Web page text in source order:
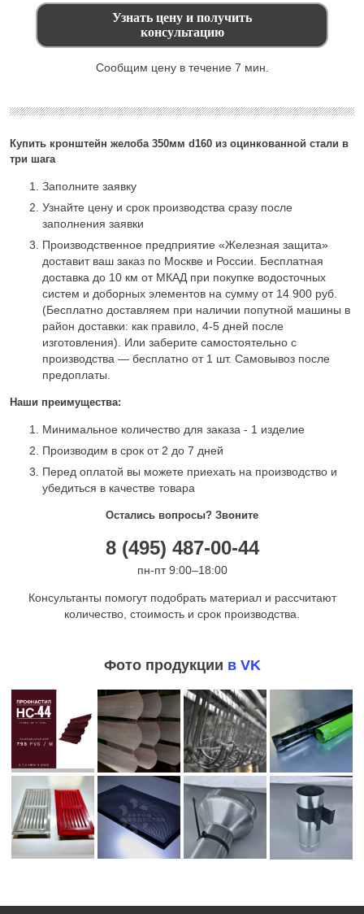
Купить кронштейн желоба 350мм d160 из оцинкованной стали в
три шага
Заполните заявку
Узнайте цену и срок производства сразу после
заполнения заявки
Производственное предприятие «Железная защита»
доставит ваш заказ по Москве и России. Бесплатная
доставка до 10 км от МКАД при покупке водосточных
систем и доборных элементов на сумму от 14 900 руб.
(Бесплатно доставляем при наличии попутной машины в
район доставки: как правило, 4-5 дней после
изготовления). Или заберите самостоятельно с
производства — бесплатно от 1 шт. Самовывоз после
предоплаты.
Наши преимущества:
Минимальное количество для заказа - 1 изделие
Производим в срок от 2 до 7 дней
Перед оплатой вы можете приехать на производство и
убедиться в качестве товара
Сообщим цену в течение 7 мин.
Остались вопросы? Звоните
8 (495) 487-00-44
пн-пт 9:00–18:00
Консультанты помогут подобрать материал и рассчитают
количество, стоимость и срок производства.
Фото продукции в VK